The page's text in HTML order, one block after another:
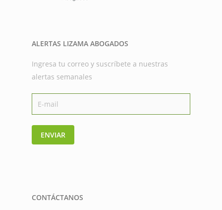
ALERTAS LIZAMA ABOGADOS
Ingresa tu correo y suscríbete a nuestras
alertas semanales
ENVIAR
CONTÁCTANOS